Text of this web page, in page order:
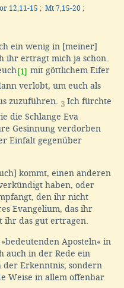
12,11-15 ; Mt 7,15-20 ;
ein wenig in [meiner]
ihr ertragt mich ja schon.
[1] mit göttlichem Eifer
verlobt, um euch als
zuzuführen. 3 Ich fürchte
die Schlange Eva
Gesinnung verdorben
Einfalt gegenüber
kommt, einen anderen
haben, oder
den ihr nicht
Evangelium, das ihr
ihr das gut ertragen.
Aposteln« in
auch in der Rede ein
Erkenntnis; sondern
Weise in allem offenbar